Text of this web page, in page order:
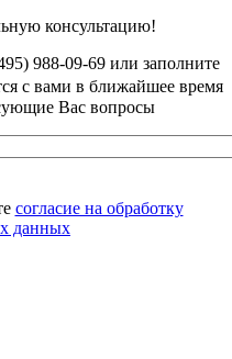
консультацию!
988-09-69 или заполните
с вами в ближайшее время
Вас вопросы
согласие на обработку
данных